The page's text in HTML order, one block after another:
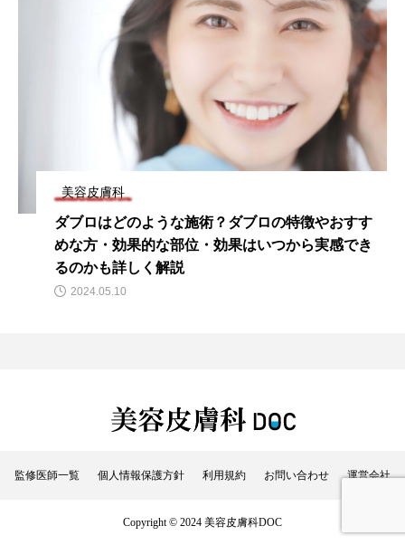
美容皮膚科
ダブロはどのような施術？ダブロの特徴やおすす
めな方・効果的な部位・効果はいつから実感でき
るのかも詳しく解説
2024.05.10
監修医師一覧 個人情報保護方針 利用規約 お問い合わせ 運営会社
Copyright © 2024 美容皮膚科DOC